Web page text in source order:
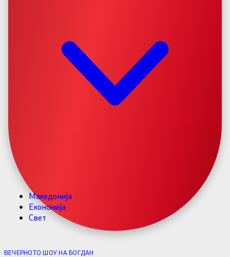
Македонија
Економија
Свет
ВЕЧЕРНОТО ШОУ НА БОГДАН